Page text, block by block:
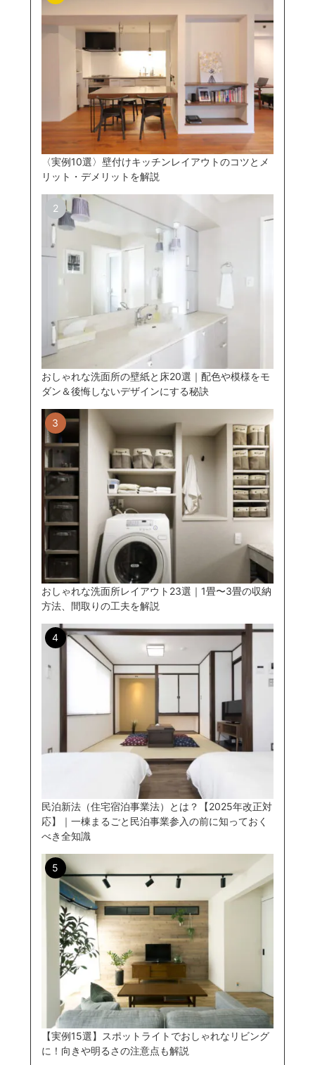
〈実例10選〉壁付けキッチンレイアウトのコツとメ
リット・デメリットを解説
おしゃれな洗面所の壁紙と床20選｜配色や模様をモ
ダン＆後悔しないデザインにする秘訣
おしゃれな洗面所レイアウト23選｜1畳〜3畳の収納
方法、間取りの工夫を解説
民泊新法（住宅宿泊事業法）とは？【2025年改正対
応】｜一棟まるごと民泊事業参入の前に知っておく
べき全知識
【実例15選】スポットライトでおしゃれなリビング
に！向きや明るさの注意点も解説